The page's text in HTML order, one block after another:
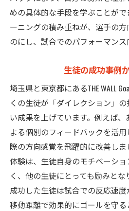
フィールドでの実践練
生徒同士の切磋琢磨
フィードバックを活か
めの具体的な手段を学ぶことが
ーニングの積み重ねが、選手の
のにし、試合でのパフォーマンス
生徒の成功事例
埼玉県と東京都にあるTHE WALL
くの生徒が「ダイレクション」
い成果を上げています。例えば
よる個別のフィードバックを活
際の方向感覚を飛躍的に改善し
体験は、生徒自身のモチベーシ
く、他の生徒にとっても励みとな
成功した生徒は試合での反応速
移動距離で効果的にゴールを守